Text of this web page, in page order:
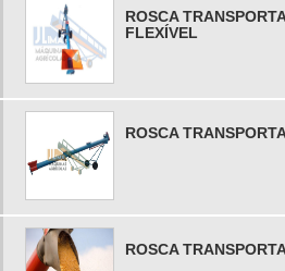
ROSCA
FLEXÍVEL
ROSCA
ROSCA